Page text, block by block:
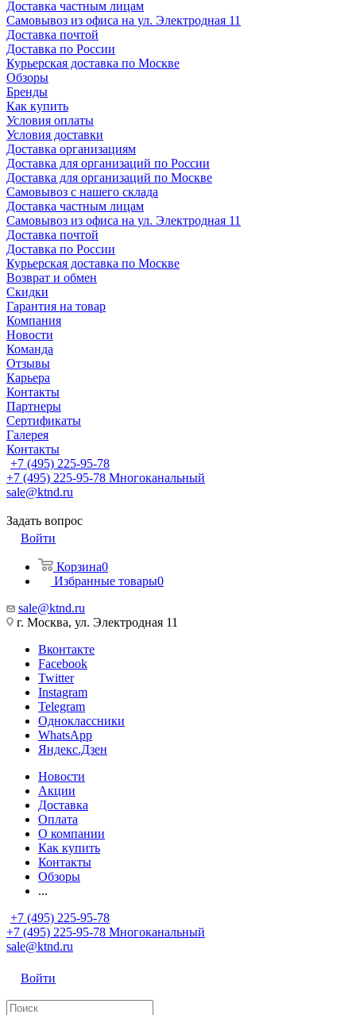
Доставка частным лицам
Самовывоз из офиса на ул. Электродная 11
Доставка почтой
Доставка по России
Курьерская доставка по Москве
Обзоры
Бренды
Как купить
Условия оплаты
Условия доставки
Доставка организациям
Доставка для организаций по России
Доставка для организаций по Москве
Самовывоз с нашего склада
Доставка частным лицам
Самовывоз из офиса на ул. Электродная 11
Доставка почтой
Доставка по России
Курьерская доставка по Москве
Возврат и обмен
Скидки
Гарантия на товар
Компания
Новости
Команда
Отзывы
Карьера
Контакты
Партнеры
Сертификаты
Галерея
Контакты
+7 (495) 225-95-78
+7 (495) 225-95-78 Многоканальный
sale@ktnd.ru
Задать вопрос
Войти
Корзина0
Избранные товары0
sale@ktnd.ru
г. Москва, ул. Электродная 11
Вконтакте
Facebook
Twitter
Instagram
Telegram
Одноклассники
WhatsApp
Яндекс.Дзен
Новости
Акции
Доставка
Оплата
О компании
Как купить
Контакты
Обзоры
...
+7 (495) 225-95-78
+7 (495) 225-95-78 Многоканальный
sale@ktnd.ru
Войти